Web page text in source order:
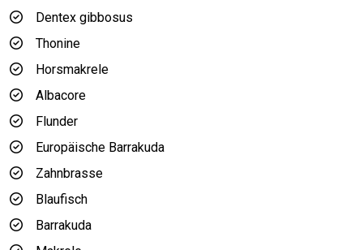
Dentex gibbosus
Thonine
Horsmakrele
Albacore
Flunder
Europäische Barrakuda
Zahnbrasse
Blaufisch
Barrakuda